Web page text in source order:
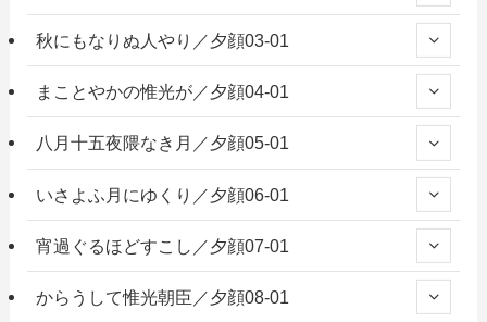
秋にもなりぬ人やり／夕顔03-01
まことやかの惟光が／夕顔04-01
八月十五夜隈なき月／夕顔05-01
いさよふ月にゆくり／夕顔06-01
宵過ぐるほどすこし／夕顔07-01
からうして惟光朝臣／夕顔08-01